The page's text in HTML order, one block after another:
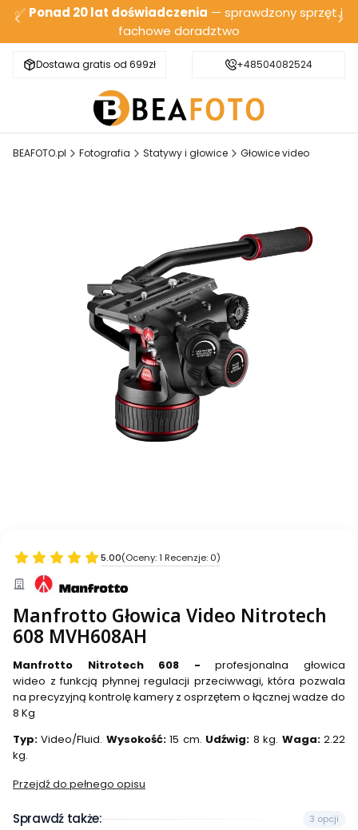
✅ Ponad 20 lat doświadczenia — sprawdzony sprzęt i
fachowe doradztwo
Dostawa gratis od 699zł Bezpieczna wysyłka
+48504082524
BEAFOTO.pl Fotografia Statywy i głowice Głowice video
5.00(Oceny: 1 Recenzje: 0)
Manfrotto Głowica Video Nitrotech
608 MVH608AH
Manfrotto Nitrotech 608 -profesjonalna głowica
wideo z funkcją płynnej regulacji przeciwwagi, która pozwala
na precyzyjną kontrolę kamery z osprzętem o łącznej wadze do
8 Kg
Typ: Video/Fluid. Wysokość:15 cm. Udźwig: 8 kg. Waga:2.22
kg.
Przejdź do pełnego opisu
Sprawdź także: 3 opcji